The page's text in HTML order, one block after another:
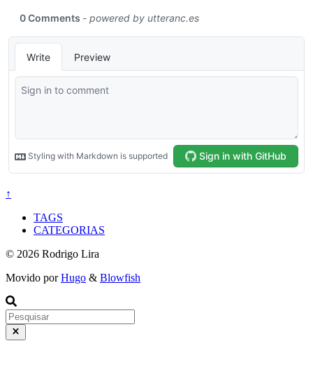
↑
TAGS
CATEGORIAS
© 2026 Rodrigo Lira
Movido porHugo & Blowfish